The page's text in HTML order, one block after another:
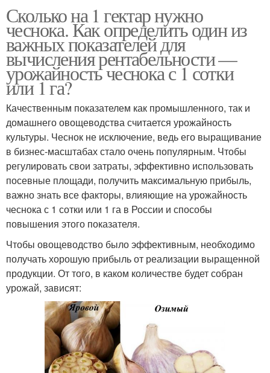
Сколько на 1 гектар нужно
чеснока. Как определить один из
важных показателей для
вычисления рентабельности —
урожайность чеснока с 1 сотки
или 1 га?
Качественным показателем как промышленного, так и
домашнего овощеводства считается урожайность
культуры. Чеснок не исключение, ведь его выращивание
в бизнес-масштабах стало очень популярным. Чтобы
регулировать свои затраты, эффективно использовать
посевные площади, получить максимальную прибыль,
важно знать все факторы, влияющие на урожайность
чеснока с 1 сотки или 1 га в России и способы
повышения этого показателя.
Чтобы овощеводство было эффективным, необходимо
получать хорошую прибыль от реализации выращенной
продукции. От того, в каком количестве будет собран
урожай, зависят: